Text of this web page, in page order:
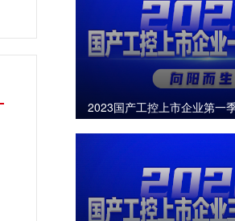
2023国产工控上市企业第一